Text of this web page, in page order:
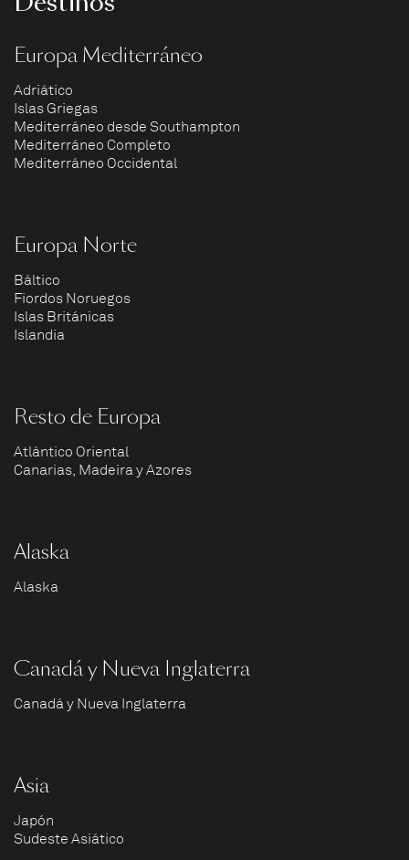
Europa Mediterráneo
Adriático
Islas Griegas
Mediterráneo desde Southampton
Mediterráneo Completo
Mediterráneo Occidental
Europa Norte
Báltico
Fiordos Noruegos
Islas Británicas
Islandia
Resto de Europa
Atlántico Oriental
Canarias, Madeira y Azores
Alaska
Alaska
Canadá y Nueva Inglaterra
Canadá y Nueva Inglaterra
Asia
Japón
Sudeste Asiático